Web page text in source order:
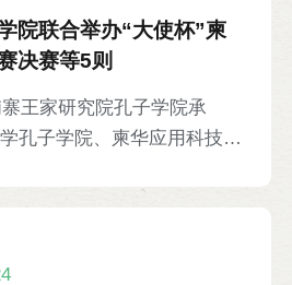
，塞尔维亚东部高中部行政
，文理学校校长米利亚娜·
。
院联合举办“大使杯”柬
决赛等5则
王家研究院孔子学院承
孔子学院、柬华应用科技大
望的田野上》《中国人》